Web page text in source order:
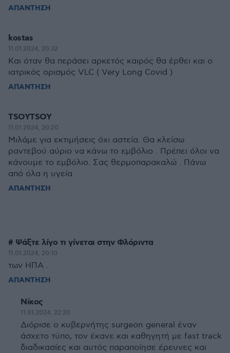
ΑΠΑΝΤΗΣΗ
kostas
11.01.2024, 20:32
Και όταν θα περάσει αρκετός καιρός θα έρθει και ο
ιατρικός ορισμός VLC ( Very Long Covid )
ΑΠΑΝΤΗΣΗ
TSOYTSOY
11.01.2024, 20:20
Μιλάμε για εκτιμήσεις όχι αστεία. Θα κλείσω
ραντεβού αύριο να κάνω το εμβόλιο . Πρέπει όλοι να
κάνουμε το εμβόλιο. Σας θερμοπαρακαλώ . Πάνω
από όλα η υγεία .
ΑΠΑΝΤΗΣΗ
# Ψάξτε λίγο τι γίνεται στην Φλόριντα
11.01.2024, 20:10
των ΗΠΑ .
ΑΠΑΝΤΗΣΗ
Νίκος
11.01.2024, 22:20
Διόρισε ο κυβερνήτης surgeon general έναν
άσχετο τύπο, τον έκανε και καθηγητή με fast track
διαδικασίες και αυτός παραποίησε έρευνες και